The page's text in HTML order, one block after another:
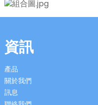
資訊
產品
關於我們
訊息